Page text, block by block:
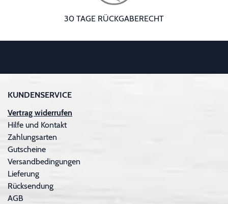
30 TAGE RÜCKGABERECHT
KUNDENSERVICE
Vertrag widerrufen
Hilfe und Kontakt
Zahlungsarten
Gutscheine
Versandbedingungen
Lieferung
Rücksendung
AGB